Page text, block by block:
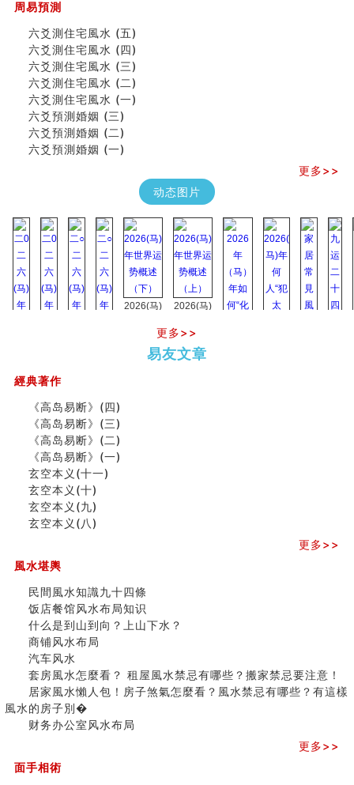
四柱八字快速直断技法
天池水
《高岛易断》(二)
创业容易成功的6种手相
算命先生都不外传的算命顺口溜
什么是到山到向？上山下水？
六爻算卦：我能面试升职吗？
《高岛易断》(一)
朱德總司命造 (名⼈⼋字淺析九）
如何给企业起名才能提高影响力
种种“面相”大剖析
同年同月同日同时同地生命运为何却完全不同？
商舖大門的風水原則 (上)
玄空本义(十一)
家居常見風水形煞及化解方法 (三)
天要下雨娘要嫁人
一篇文章解答八字命理所有困惑
汽车风水
玄空本义(十)
六爻占卜预测考试结果
四墓库真诠
套房風水怎麼看？ 租屋風水禁忌有哪些？搬家禁忌要注
精选1500个五行属金的字
玄空本义(九)
八字十神与坐基关系详解
人的面相看财运
六爻算卦：测腹中胎儿是男是女
中國改革開放總設計師鄧小平命造 (名人八字淺析八）
测字（实例解释）
精选1000个五行属火的字
玄空本义(七)
刘燮鈞讲人相 手纹与命运(二)
商铺如何摆放物品催财招财
极其旺夫的女人面相
家居常見風水形煞及化解方法 (二)
居家風水懶人包！房子煞氣怎麼看？風水禁忌有哪些？有
這樣風水的房子別�
周易預測
六爻測住宅風水 (五)
六爻測住宅風水 (四)
六爻測住宅風水 (三)
六爻測住宅風水 (二)
六爻測住宅風水 (一)
六爻預測婚姻 (三)
六爻預測婚姻 (二)
六爻預測婚姻 (一)
更多>>
动态图片
二0
二
六
(马)
二
生
肖
运
程
(鼠
牛
虎)
二○
二
六
(马)
二
生
肖
运
程
(鸡
狗
猪)
二○
二
六
(马)
生
肖
运
程
羊
猴)
2026(马)
2026(马)
势概述
（上）
法
(一)
⼗
析
(
二)
更多>>
易友文章
經典著作
《高岛易断》(四)
《高岛易断》(三)
《高岛易断》(二)
《高岛易断》(一)
玄空本义(十一)
玄空本义(十)
玄空本义(九)
玄空本义(八)
更多>>
風水堪輿
民間風水知識九十四條
饭店餐馆风水布局知识
什么是到山到向？上山下水？
商铺风水布局
汽车风水
套房風水怎麼看？ 租屋風水禁忌有哪些？搬家禁忌要注意！
居家風水懶人包！房子煞氣怎麼看？風水禁忌有哪些？有這樣
風水的房子別�
财务办公室风水布局
更多>>
面手相術